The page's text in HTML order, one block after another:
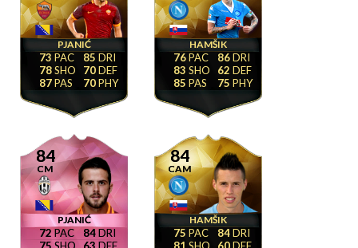
PJANIĆ
73
78
87
85
70
70
HAMŠIK
76
83
85
86
62
75
84
CM
PJANIĆ
72
84
84
CAM
HAMŠIK
75
84